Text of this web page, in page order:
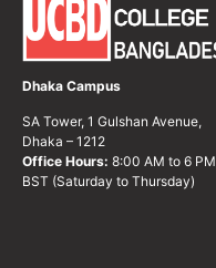
Dhaka Campus
SA Tower, 1 Gulshan Avenue,
Dhaka – 1212
Office Hours: 8:00 AM to 6 PM
BST (Saturday to Thursday)